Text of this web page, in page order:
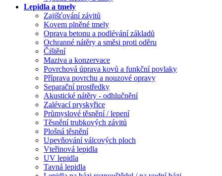
Lepidla a tmely
Zajišťování závitů
Kovem plněné tmely
Oprava betonu a podlévání základů
Ochranné nátěry a směsi proti oděru
Čištění
Maziva a konzervace
Povrchová úprava kovů a funkční povlaky
Příprava povrchu a nouzové opravy
Separační prostředky
Akustické nátěry - odhlučnění
Zalévací pryskyřice
Průmyslové těsnění / lepení
Těsnění trubkových závitů
Plošná těsnění
Upevňování válcových ploch
Vteřinová lepidla
UV lepidla
Tavná lepidla